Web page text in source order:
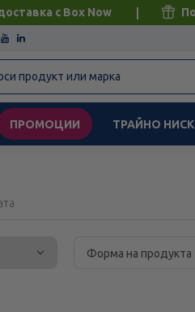
с Box Now
ПРОМОЦИИ ТРАЙНО
Форма на продукта